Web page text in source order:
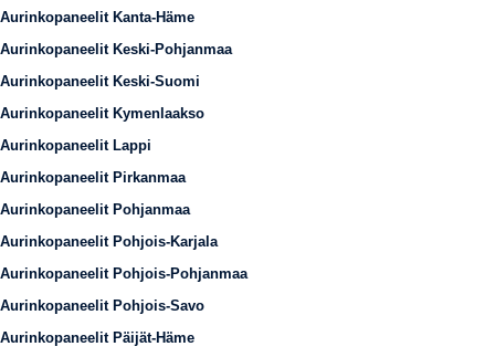
Aurinkopaneelit Kanta-Häme
Aurinkopaneelit Keski-Pohjanmaa
Aurinkopaneelit Keski-Suomi
Aurinkopaneelit Kymenlaakso
Aurinkopaneelit Lappi
Aurinkopaneelit Pirkanmaa
Aurinkopaneelit Pohjanmaa
Aurinkopaneelit Pohjois-Karjala
Aurinkopaneelit Pohjois-Pohjanmaa
Aurinkopaneelit Pohjois-Savo
Aurinkopaneelit Päijät-Häme